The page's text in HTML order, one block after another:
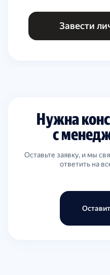
Завести
Нужна
с
Оставьте заявку, и мы
ответить на